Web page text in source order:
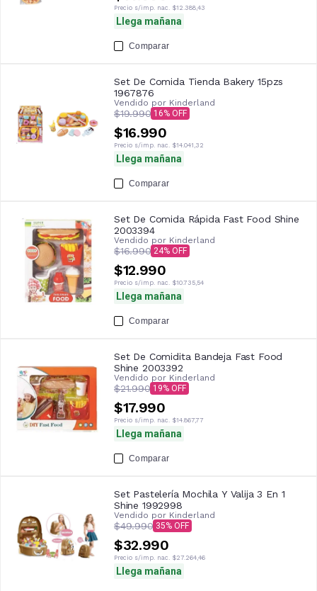
Precio s/imp. nac. $12.388,43
Llega mañana
Comparar
Set De Comida Tienda Bakery 15pzs
1967876
Vendido por Kinderland
$19.990 16
$16.990
Precio s/imp. nac. $14.041,32
Llega mañana
Comparar
Set De Comida Rápida Fast Food Shine
2003394
Vendido por Kinderland
$16.990 24
$12.990
Precio s/imp. nac. $10.735,54
Llega mañana
Comparar
Set De Comidita Bandeja Fast Food
Shine 2003392
Vendido por Kinderland
$21.990 19
$17.990
Precio s/imp. nac. $14.867,77
Llega mañana
Comparar
Set Pastelería Mochila Y Valija 3 En 1
Shine 1992998
Vendido por Kinderland
$49.990 35
$32.990
Precio s/imp. nac. $27.264,46
Llega mañana